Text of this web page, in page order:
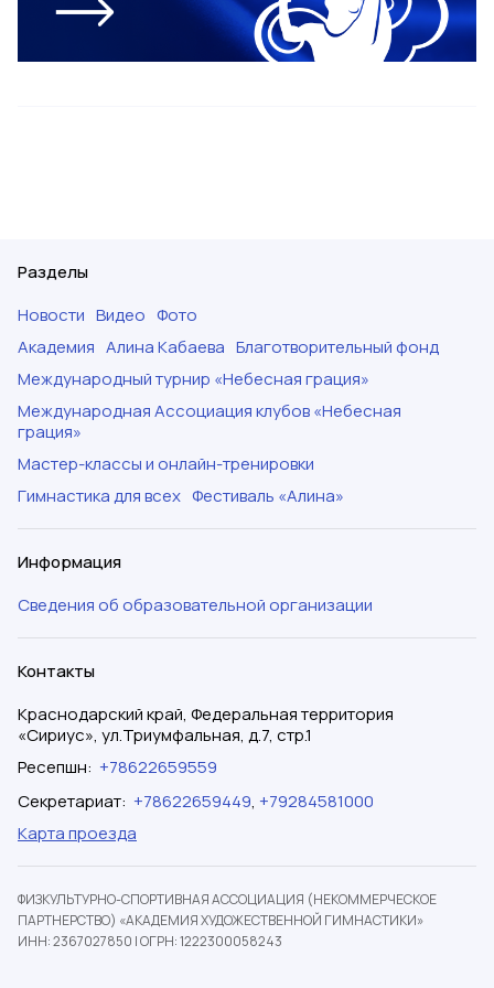
Разделы
Новости Видео Фото
Академия Алина Кабаева Благотворительный фонд
Международный турнир «Небесная грация»
Международная Ассоциация клубов «Небесная
грация»
Мастер-классы и онлайн-тренировки
Гимнастика для всех Фестиваль «Алина»
Информация
Сведения об образовательной организации
Контакты
Краснодарский край, Федеральная территория
«Сириус», ул.Триумфальная, д.7, стр.1
Ресепшн: +78622659559
Секретариат: +78622659449, +79284581000
Карта проезда
ФИЗКУЛЬТУРНО-СПОРТИВНАЯ АССОЦИАЦИЯ (НЕКОММЕРЧЕСКОЕ
ПАРТНЕРСТВО) «АКАДЕМИЯ ХУДОЖЕСТВЕННОЙ ГИМНАСТИКИ»
ИНН: 2367027850 |ОГРН: 1222300058243